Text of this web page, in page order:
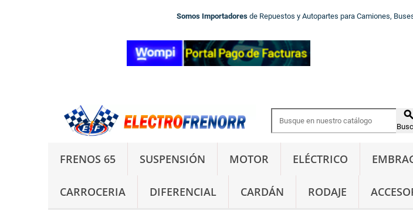
Somos Importadores de Repuestos y Autopartes para Camiones,

FRENOS 65 SUSPENSIÓN MOTOR ELÉCTRICO
CARROCERIA DIFERENCIAL CARDÁN RODAJE